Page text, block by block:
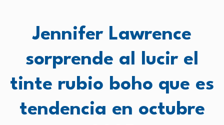
Jennifer Lawrence
sorprende al lucir el
tinte rubio boho que es
tendencia en octubre